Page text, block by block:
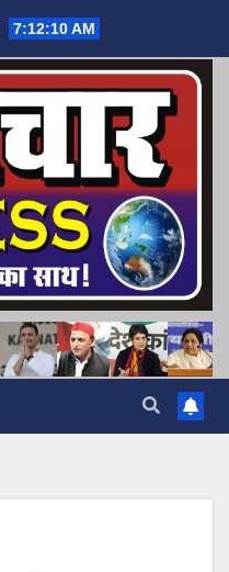
7:12:11 AM